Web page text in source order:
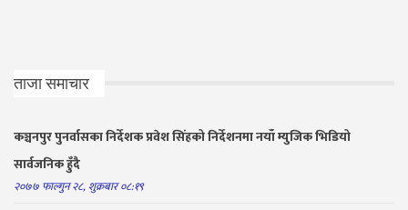
ताजा समाचार
कञ्चनपुर पुनर्वासका निर्देशक प्रवेश सिंहको निर्देशनमा नयाँ म्युजिक भिडियो
सार्वजनिक हुँदै
२०७७ फाल्गुन २८, शुक्रबार ०८:१९